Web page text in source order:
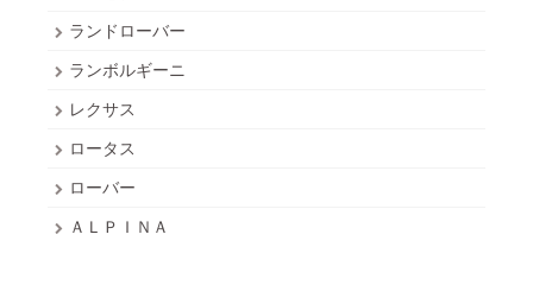
ランドローバー
ランボルギーニ
レクサス
ロータス
ローバー
ＡＬＰＩＮＡ